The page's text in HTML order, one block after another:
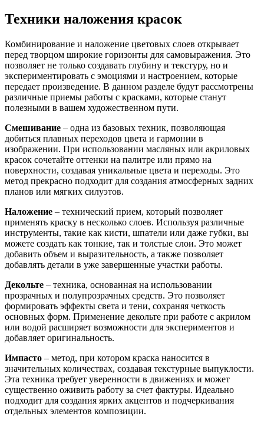
Техники наложения красок
Комбинирование и наложение цветовых слоев открывает
перед творцом широкие горизонты для самовыражения. Это
позволяет не только создавать глубину и текстуру, но и
экспериментировать с эмоциями и настроением, которые
передает произведение. В данном разделе будут рассмотрены
различные приемы работы с красками, которые станут
полезными в вашем художественном пути.
Смешивание – одна из базовых техник, позволяющая
добиться плавных переходов цвета и гармонии в
изображении. При использовании масляных или акриловых
красок сочетайте оттенки на палитре или прямо на
поверхности, создавая уникальные цвета и переходы. Это
метод прекрасно подходит для создания атмосферных задних
планов или мягких силуэтов.
Наложение – технический прием, который позволяет
применять краску в несколько слоев. Используя различные
инструменты, такие как кисти, шпатели или даже губки, вы
можете создать как тонкие, так и толстые слои. Это может
добавить объем и выразительность, а также позволяет
добавлять детали в уже завершенные участки работы.
Декольте – техника, основанная на использовании
прозрачных и полупрозрачных средств. Это позволяет
формировать эффекты света и тени, сохраняя четкость
основных форм. Применение декольте при работе с акрилом
или водой расширяет возможности для экспериментов и
добавляет оригинальность.
Импасто – метод, при котором краска наносится в
значительных количествах, создавая текстурные выпуклости.
Эта техника требует уверенности в движениях и может
существенно оживить работу за счет фактуры. Идеально
подходит для создания ярких акцентов и подчеркивания
отдельных элементов композиции.